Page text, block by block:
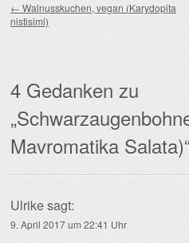
← Walnusskuchen, vegan (Karydopita
nistisimi)
4 Gedanken zu
„
Mavromatika Salata)
Ulrikesagt:
9. April 2017 um 22:41 Uhr